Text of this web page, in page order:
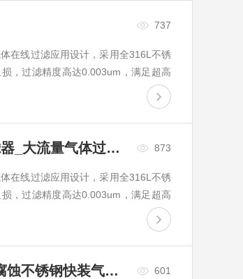
737
在线过滤应用设计，采用全316L不锈
，过滤精度高达0.003um，满足超高
高纯度气体过滤器_大宗气体专业纯化过滤器_大流量气体过滤器 873
在线过滤应用设计，采用全316L不锈
，过滤精度高达0.003um，满足超高
用于气体处理系统过滤空气杂质耐高温耐腐蚀不锈钢快装气体过滤器 601